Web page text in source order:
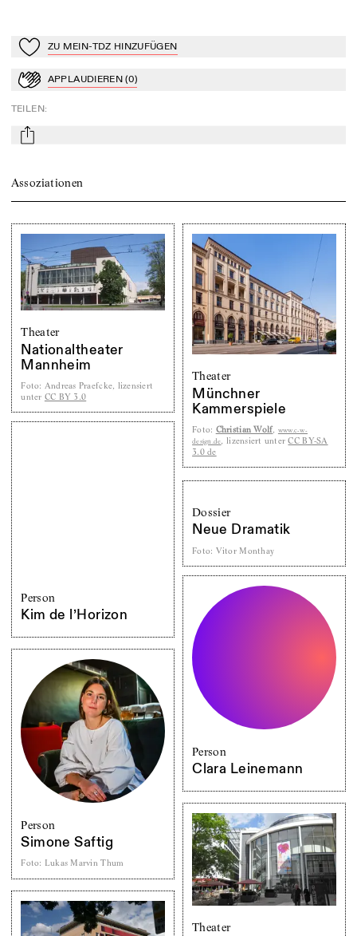
Zu Mein-TdZ hinzufügen
ZU MEIN-TDZ HINZUFÜGEN
ApplaudierenAPPLAUDIEREN (0)
TEILEN:
mail
Assoziationen
Theater
Nationaltheater
Mannheim
Foto: Andreas Praefcke, lizensiert
unter CC BY 3.0
Theater
Münchner
Kammerspiele
Foto: Christian Wolf, www.c-w-
design.de, lizensiert unterCC BY-SA
3.0 de
Person
Kim de l’Horizon
Dossier
Neue Dramatik
Foto: Vitor Monthay
Person
Clara Leinemann
Person
Simone Saftig
Foto: Lukas Marvin Thum
Theater